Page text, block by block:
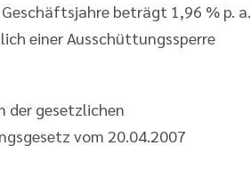
beträgt 1,96 % p. a.
einer Ausschüttungssperre
der gesetzlichen
vom 20.04.2007